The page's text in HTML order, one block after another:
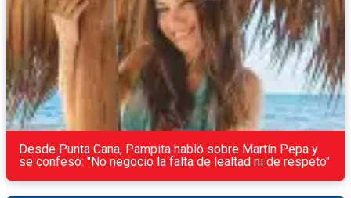
Desde Punta Cana, Pampita habló sobre Martín Pepa y
se confesó: "No negocio la falta de lealtad ni de respeto"